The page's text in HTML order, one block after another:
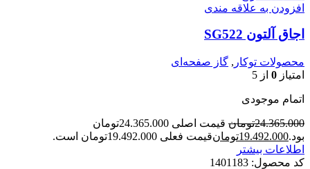
افزودن به علاقه مندی
اجاق آلتون SG522
محصولات توکار , گاز صفحه‌ای
امتیاز 0 از 5
اتمام موجودی
24.365.000تومان
قیمت اصلی 24.365.000تومان
بود.19.492.000تومانقیمت فعلی 19.492.000تومان است.
اطلاعات بیشتر
کد محصول: 1401183